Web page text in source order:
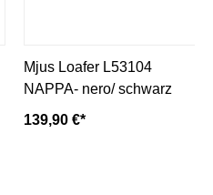
Mjus Loafer L53104
NAPPA- nero/ schwarz
139,90 €*